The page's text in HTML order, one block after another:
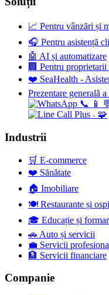
📈 Pentru vânzări și
🎧 Pentru asistență
🤖 AI și automatizare
🏢 Pentru
❤️ SeaHealth -
Prezentare generală
📞
📱
+ 🧩
Industrii
🛒 E-commerce
❤️ Sănătate
🏠 Imobiliare
🍽️ Restaurante și
🎓 Educație și
🚗 Auto și servicii
💼 Servicii
🏦 Servicii financiare
Companie